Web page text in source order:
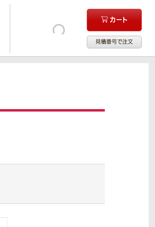
カート
見積番号で注文